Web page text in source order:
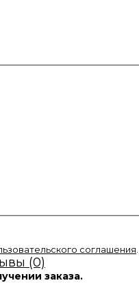
соглашения
(0)
заказа.